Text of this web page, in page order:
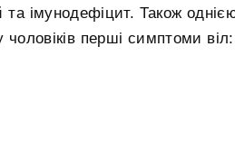
та імунодефіцит. Також
перші симптоми віл: